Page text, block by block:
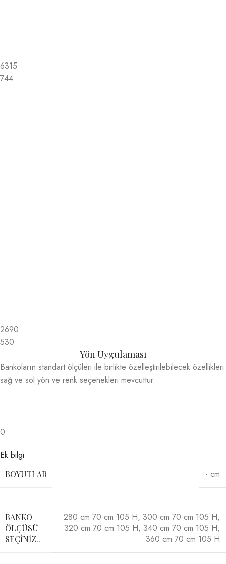
6315
744
2690
530
Yön Uygulaması
Bankoların standart ölçüleri ile birlikte özelleştirilebilecek özellikleri
sağ ve sol yön ve renk seçenekleri mevcuttur.
0
Ek bilgi
BOYUTLAR - cm
BANKO
ÖLÇÜSÜ
SEÇINIZ..
280 cm 70 cm 105 H, 300 cm 70 cm 105 H,
320 cm 70 cm 105 H, 340 cm 70 cm 105 H,
360 cm 70 cm 105 H